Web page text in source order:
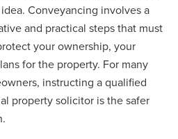
Conveyancing involves a
and practical steps that must
your ownership, your
for the property. For many
instructing a qualified
property solicitor is the safer